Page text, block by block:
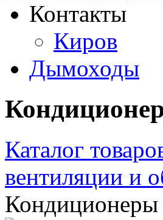
Контакты
Киров
Дымоходы
Каталог
вентиляции и
Кондиционеры